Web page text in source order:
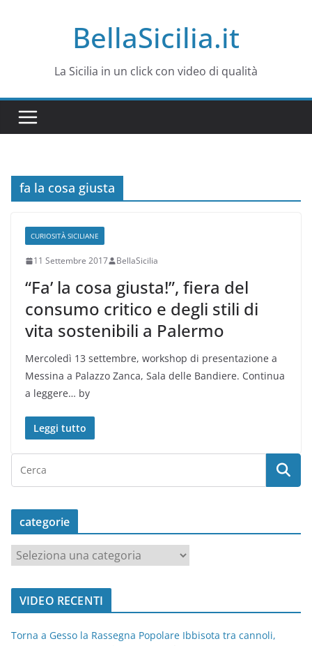
BellaSicilia.it
La Sicilia in un click con video di qualità
fa la cosa giusta
CURIOSITÀ SICILIANE
11 Settembre 2017 BellaSicilia
“Fa’ la cosa giusta!”, fiera del
consumo critico e degli stili di
vita sostenibili a Palermo
Mercoledì 13 settembre, workshop di presentazione a
Messina a Palazzo Zanca, Sala delle Bandiere. Continua
a leggere… by
Leggi tutto
categorie
a
t
o
VIDEO RECENTI
Torna a Gesso la Rassegna Popolare Ibbisota tra cannoli,